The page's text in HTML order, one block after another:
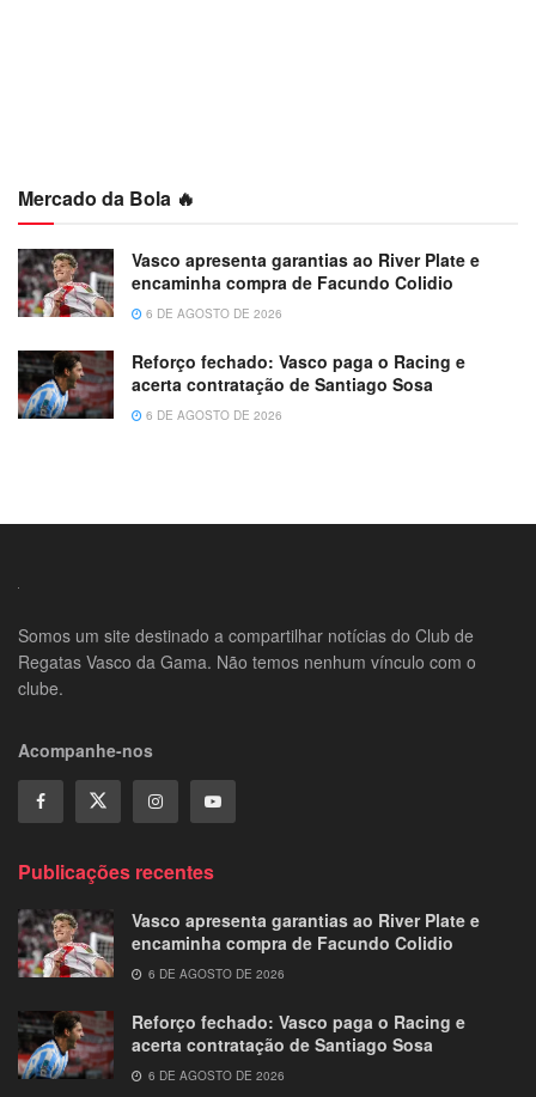
Mercado da Bola 🔥
Vasco apresenta garantias ao River Plate e
encaminha compra de Facundo Colidio
6 DE AGOSTO DE 2026
Reforço fechado: Vasco paga o Racing e
acerta contratação de Santiago Sosa
6 DE AGOSTO DE 2026
Somos um site destinado a compartilhar notícias do Club de
Regatas Vasco da Gama. Não temos nenhum vínculo com o
clube.
Acompanhe-nos
Publicações recentes
Vasco apresenta garantias ao River Plate e
encaminha compra de Facundo Colidio
6 DE AGOSTO DE 2026
Reforço fechado: Vasco paga o Racing e
acerta contratação de Santiago Sosa
6 DE AGOSTO DE 2026